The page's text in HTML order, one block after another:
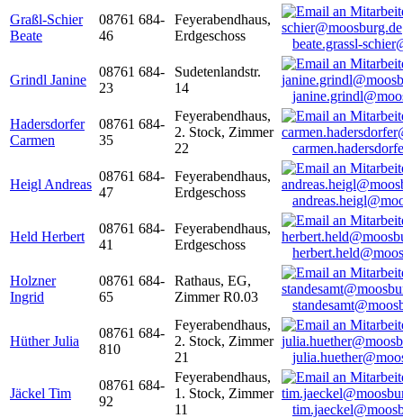
Graßl-Schier
Beate
08761 684-
46
Feyerabendhaus,
Erdgeschoss
beate.grassl-
Grindl Janine
08761 684-
23
Sudetenlandstr.
14
Hadersdorfer
Carmen
08761 684-
35
Feyerabendhaus,
2. Stock, Zimmer
22
Heigl Andreas
08761 684-
47
Feyerabendhaus,
Erdgeschoss
Held Herbert
08761 684-
41
Feyerabendhaus,
Erdgeschoss
Holzner
Ingrid
08761 684-
65
Rathaus, EG,
Zimmer R0.03
Hüther Julia
08761 684-
810
Feyerabendhaus,
2. Stock, Zimmer
21
Jäckel Tim
08761 684-
92
Feyerabendhaus,
1. Stock, Zimmer
11